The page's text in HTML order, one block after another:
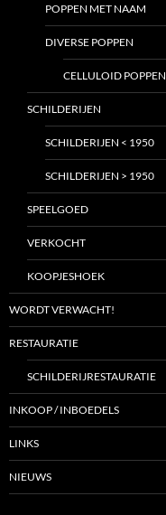
POPPEN MET NAAM
DIVERSE POPPEN
CELLULOID POPPEN
SCHILDERIJEN
SCHILDERIJEN < 1950
SCHILDERIJEN > 1950
SPEELGOED
VERKOCHT
KOOPJESHOEK
WORDT VERWACHT!
RESTAURATIE
SCHILDERIJRESTAURATIE
INKOOP / INBOEDELS
LINKS
NIEUWS